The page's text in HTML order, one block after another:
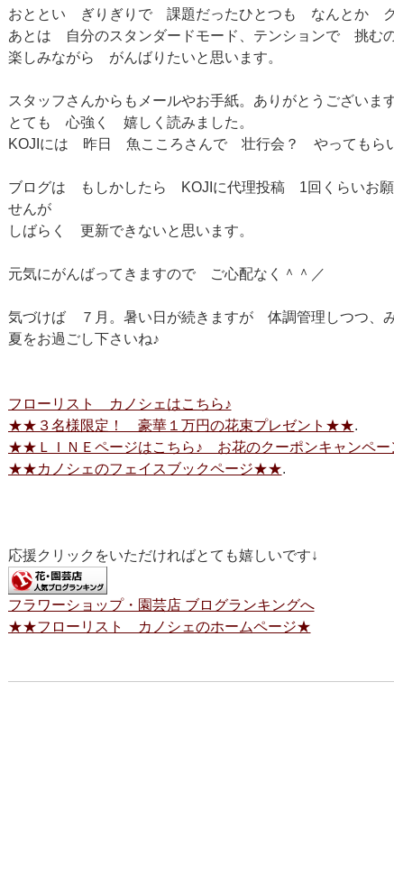
おととい ぎりぎりで 課題だったひとつも なんとか
あとは 自分のスタンダードモード、テンションで 挑む
楽しみながら がんばりたいと思います。
スタッフさんからもメールやお手紙。ありがとうございま
とても 心強く 嬉しく読みました。
KOJIには 昨日 魚こころさんで 壮行会？ やってもら
ブログは もしかしたら KOJIに代理投稿 1回くらいお願
せんが
しばらく 更新できないと思います。
元気にがんばってきますので ご心配なく＾＾／
気づけば ７月。暑い日が続きますが 体調管理しつつ、
夏をお過ごし下さいね♪
フローリスト カノシェはこちら♪
★★３名様限定！ 豪華１万円の花束プレゼント★★.
★★ＬＩＮＥページはこちら♪ お花のクーポンキャンペ
★★カノシェのフェイスブックページ★★.
応援クリックをいただければとても嬉しいです↓
フラワーショップ・園芸店 ブログランキングへ
★★フローリスト カノシェのホームページ★